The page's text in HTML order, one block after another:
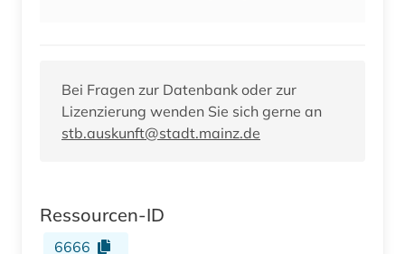
Bei Fragen zur Datenbank oder zur
Lizenzierung wenden Sie sich gerne an
stb.auskunft@stadt.mainz.de
Ressourcen-ID
6666